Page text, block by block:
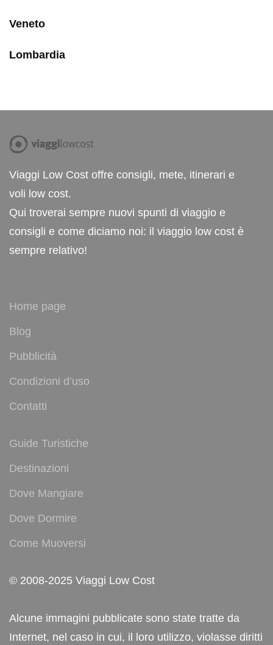
Veneto
Lombardia
Viaggi Low Cost offre consigli, mete, itinerari e
voli low cost.
Qui troverai sempre nuovi spunti di viaggio e
consigli e come diciamo noi: il viaggio low cost è
sempre relativo!
Home page
Blog
Pubblicità
Condizioni d’uso
Contatti
Guide Turistiche
Destinazioni
Dove Mangiare
Dove Dormire
Come Muoversi
© 2008-2025 Viaggi Low Cost
Alcune immagini pubblicate sono state tratte da
Internet, nel caso in cui, il loro utilizzo, violasse diritti